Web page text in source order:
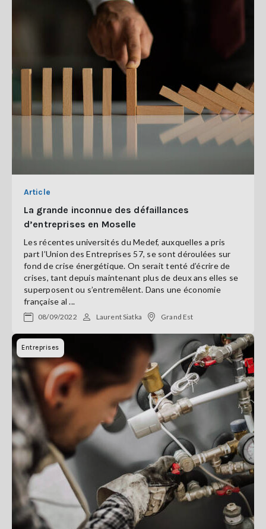
Article
La grande inconnue des défaillances
d’entreprises en Moselle
Les récentes universités du Medef, auxquelles a pris
part l’Union des Entreprises 57, se sont déroulées sur
fond de crise énergétique. On serait tenté d’écrire de
crises, tant depuis maintenant plus de deux ans elles se
superposent ou s’entremêlent. Dans une économie
française al ...
08/09/2022 Laurent Siatka Grand Est
Entreprises